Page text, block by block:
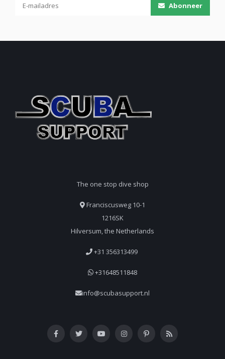
Abonneer
The one stop dive shop
Franciscusweg 10-1
1216SK
Hilversum, the Netherlands
+31 356313499
+31648511848
info@scubasupport.nl